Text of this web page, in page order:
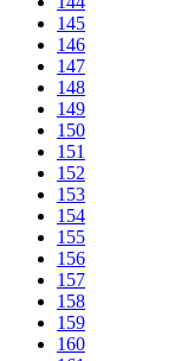
145
146
147
148
149
150
151
152
153
154
155
156
157
158
159
160